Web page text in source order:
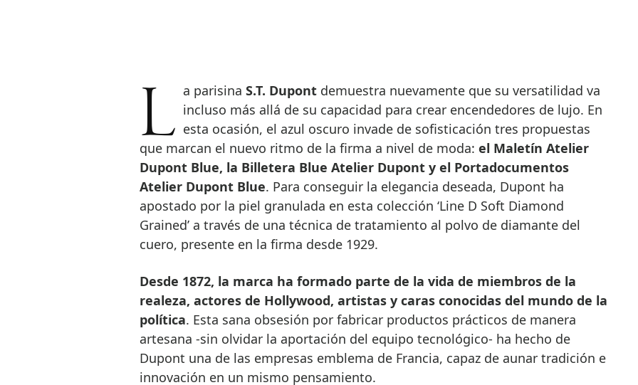
La parisina S.T. Dupont demuestra nuevamente que su versatilidad va
incluso más allá de su capacidad para crear encendedores de lujo. En
esta ocasión, el azul oscuro invade de sofisticación tres propuestas
que marcan el nuevo ritmo de la firma a nivel de moda: el Maletín Atelier
Dupont Blue, la Billetera Blue Atelier Dupont y el Portadocumentos
Atelier Dupont Blue. Para conseguir la elegancia deseada, Dupont ha
apostado por la piel granulada en esta colección ‘Line D Soft Diamond
Grained’ a través de una técnica de tratamiento al polvo de diamante del
cuero, presente en la firma desde 1929.
Desde 1872, la marca ha formado parte de la vida de miembros de la
realeza, actores de Hollywood, artistas y caras conocidas del mundo de la
política. Esta sana obsesión por fabricar productos prácticos de manera
artesana -sin olvidar la aportación del equipo tecnológico- ha hecho de
Dupont una de las empresas emblema de Francia, capaz de aunar tradición e
innovación en un mismo pensamiento.